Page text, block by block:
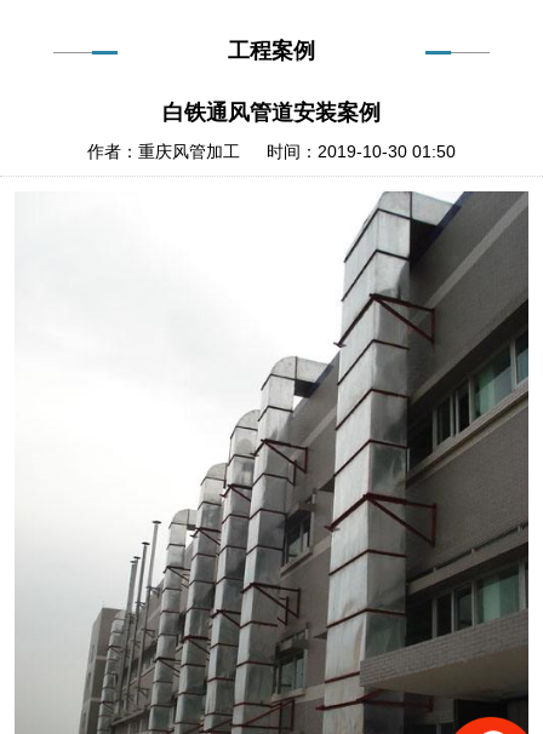
工程案例
白铁通风管道安装案例
作者：重庆风管加工 时间：2019-10-30 01:50